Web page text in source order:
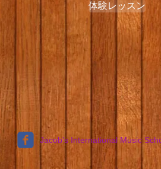
体験レッスン
Jacob's International Music